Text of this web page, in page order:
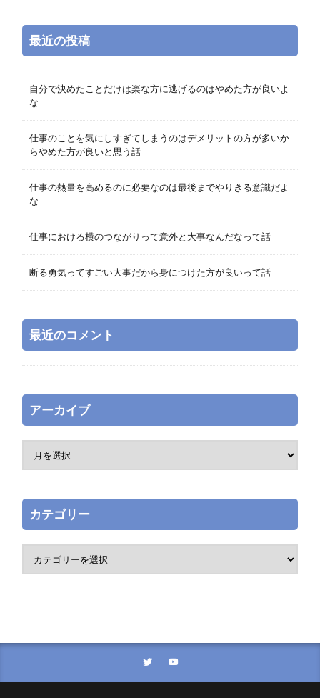
最近の投稿
自分で決めたことだけは楽な方に逃げるのはやめた方が良いよ
な
仕事のことを気にしすぎてしまうのはデメリットの方が多いか
らやめた方が良いと思う話
仕事の熱量を高めるのに必要なのは最後までやりきる意識だよ
な
仕事における横のつながりって意外と大事なんだなって話
断る勇気ってすごい大事だから身につけた方が良いって話
最近のコメント
アーカイブ
カテゴリー